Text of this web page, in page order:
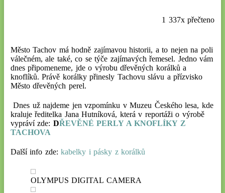
1 337x přečteno
Město Tachov má hodně zajímavou historii, a to nejen na poli
válečném, ale také, co se týče zajímavých řemesel. Jedno vám
dnes připomeneme, jde o výrobu dřevěných korálků a
knoflíků. Právě korálky přinesly Tachovu slávu a přízvisko
Město dřevěných perel.
Dnes už najdeme jen vzpomínku v Muzeu Českého lesa, kde
kraluje ředitelka Jana Hutníková, která v reportáži o výrobě
vypráví zde: DŘEVĚNÉ PERLY A KNOFLÍKY Z
TACHOVA
Další info zde:kabelky i pásky z korálků
OLYMPUS DIGITAL CAMERA